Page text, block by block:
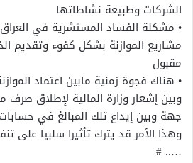
الشركات وطبيعة نشاطاتها
• مشكلة الفساد المستشرية في
مشاريع الموازنة بشكل كفوء وتقديم
مقبول
• هناك فجوة زمنية مابين اعتماد
وبين إشعار وزارة المالية لإطلاق صرف
جهة وبين إيداع تلك المبالغ في
وهذا الأمر قد يترك تأثيرا سلبيا على
….. #